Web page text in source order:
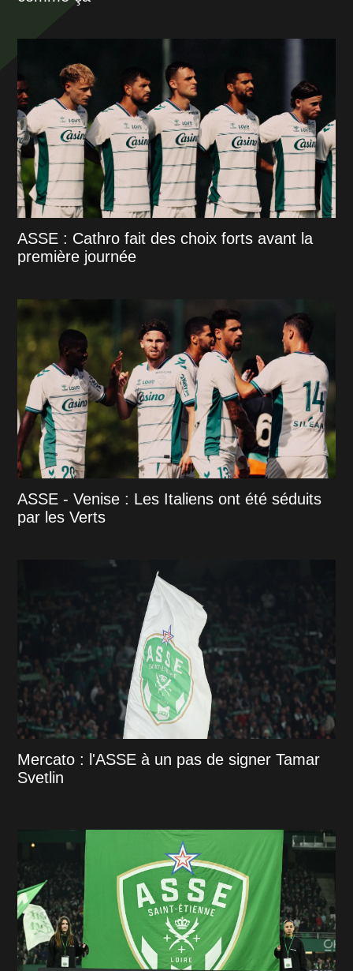
ASSE : Cathro fait des choix forts avant la
première journée
ASSE - Venise : Les Italiens ont été séduits
par les Verts
Mercato : l'ASSE à un pas de signer Tamar
Svetlin